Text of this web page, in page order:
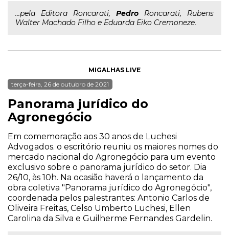
...pela Editora Roncarati, Pedro Roncarati, Rubens
Walter Machado Filho e Eduarda Eiko Cremoneze.
MIGALHAS LIVE
terça-feira, 26 de outubro de 2021
Panorama jurídico do
Agronegócio
Em comemoração aos 30 anos de Luchesi
Advogados. o escritório reuniu os maiores nomes do
mercado nacional do Agronegócio para um evento
exclusivo sobre o panorama jurídico do setor. Dia
26/10, às 10h. Na ocasião haverá o lançamento da
obra coletiva "Panorama jurídico do Agronegócio",
coordenada pelos palestrantes: Antonio Carlos de
Oliveira Freitas, Celso Umberto Luchesi, Ellen
Carolina da Silva e Guilherme Fernandes Gardelin.